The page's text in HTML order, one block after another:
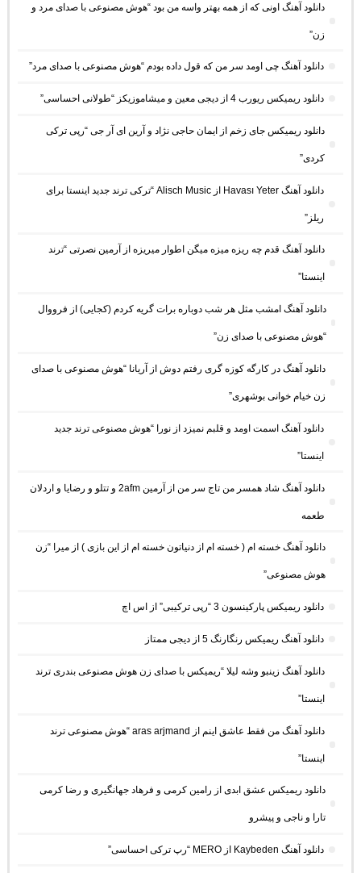
دانلود آهنگ اونی که از همه بهتر واسه من بود “هوش مصنوعی با صدای مرد و
زن”
دانلود آهنگ چی اومد سر من که قول داده بودم “هوش مصنوعی با صدای مرد”
دانلود ریمیکس ریورب 4 از دیجی معین و میشاموزیکز “طولانی احساسی”
دانلود ریمیکس جای زخم از ایمان حاجی نژاد و آرین ای آر جی “رپی ترکی
کردی”
دانلود آهنگ Havası Yeter از Alisch Music “ترکی ترند جدید اینستا برای
ریلز”
دانلود آهنگ ﻗﺪم ﭼﻪ رﻳﺰه ﻣﻴﺰه ﻣﻴﮕﻦ اﻃﻮار ﻣﻴﺮﻳﺰه از آرمین نصرتی “ترند
اینستا”
دانلود آهنگ امشب مثل هر شب دوباره برات گریه کردم (کجایی) از فرووال
“هوش مصنوعی با صدای زن”
دانلود آهنگ در کارگه کوزه گری رفتم دوش از آریانا “هوش مصنوعی با صدای
زن خیام خوانی بوشهری”
دانلود آهنگ اسمت اومد و قلبم نمیزد از نورا “هوش مصنوعی ترند جدید
اینستا”
دانلود آهنگ شاد همسر من تاج سر من از آرمین 2afm و تتلو و رضایا و اردلان
طعمه
دانلود آهنگ خسته ام ( خسته ام از دنیاتون خسته ام از این بازی ) از میرا “زن
هوش مصنوعی”
دانلود ریمیکس پارکینسون 3 “رپی ترکیبی” از اس اچ
دانلود آهنگ ریمیکس رنگارنگ 5 از دیجی ممتاز
دانلود آهنگ زینبو وشه لیلا “ریمیکس با صدای زن هوش مصنوعی بندری ترند
اینستا”
دانلود آهنگ من فقط عاشق اینم از aras arjmand “هوش مصنوعی ترند
اینستا”
دانلود ریمیکس عشق ابدی از رامین کرمی و فرهاد جهانگیری و رضا کرمی
تارا و ناجی و پیشرو
دانلود آهنگ Kaybeden از MERO “رپ ترکی احساسی”